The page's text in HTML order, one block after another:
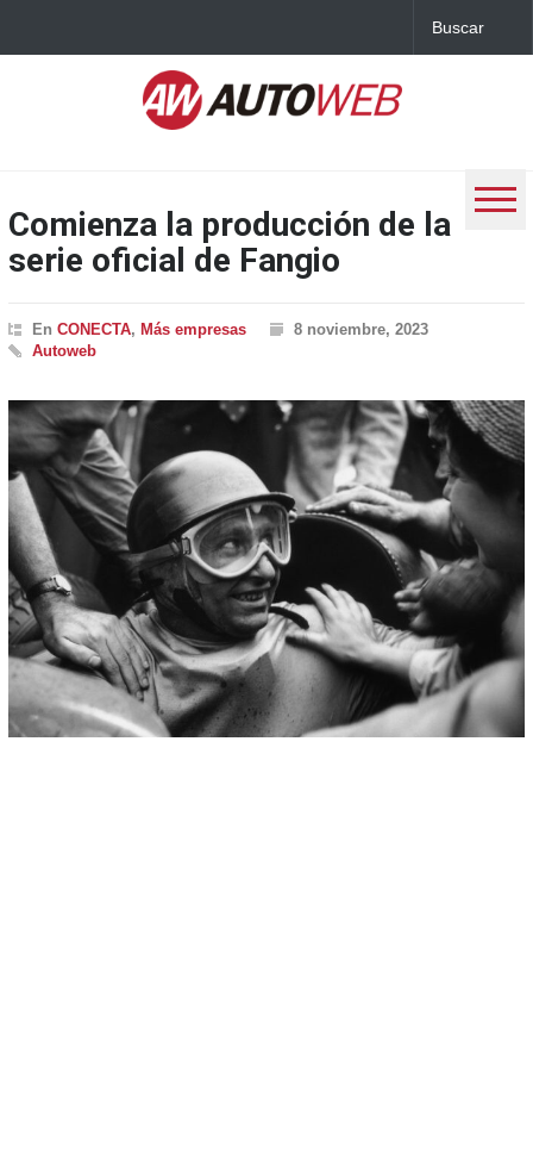
Comienza la producción de la
serie oficial de Fangio
En CONECTA, Más empresas
8 noviembre, 2023
Autoweb